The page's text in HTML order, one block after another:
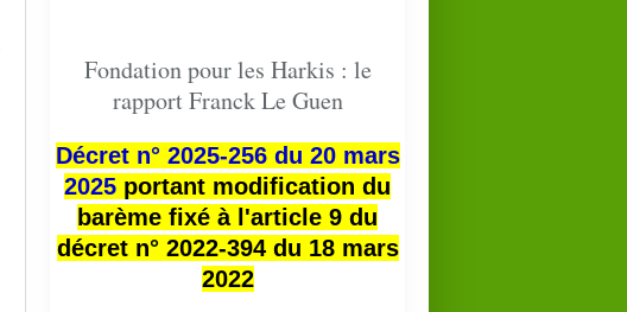
Fondation pour les Harkis : le
rapport Franck Le Guen
Décret n° 2025-256 du 20 mars
2025 portant modification du
barème fixé à l'article 9 du
décret n° 2022-394 du 18 mars
2022